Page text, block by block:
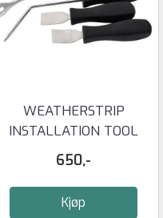
WEATHERSTRIP
INSTALLATION TOOL
KIT.
650,-
Kjøp